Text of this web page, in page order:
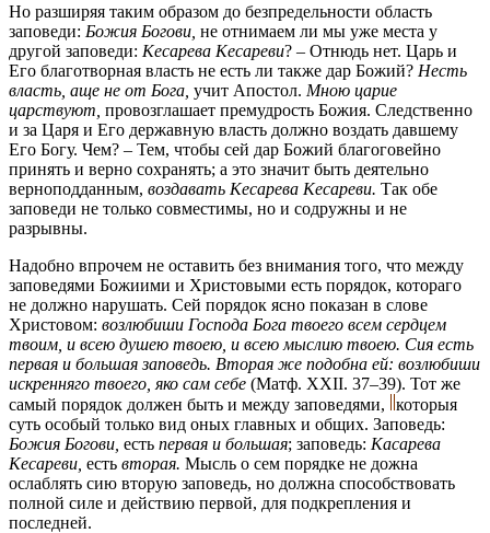
Но разширяя таким образом до безпредельности область
заповеди: Божия Богови, не отнимаем ли мы уже места у
другой заповеди: Кесарева Кесареви? – Отнюдь нет. Царь и
Его благотворная власть не есть ли также дар Божий? Несть
власть, аще не от Бога, учит Апостол. Мною царие
царствуют, провозглашает премудрость Божия. Следственно
и за Царя и Его державную власть должно воздать давшему
Его Богу. Чем? – Тем, чтобы сей дар Божий благоговейно
принять и верно сохранять; а это значит быть деятельно
верноподданным, воздавать Кесарева Кесареви. Так обе
заповеди не только совместимы, но и содружны и не
разрывны.
Надобно впрочем не оставить без внимания того, что между
заповедями Божиими и Христовыми есть порядок, котораго
не должно нарушать. Сей порядок ясно показан в слове
Христовом: возлюбиши Господа Бога твоего всем сердцем
твоим, и всею душею твоею, и всею мыслию твоею. Сия есть
первая и большая заповедь. Вторая же подобна ей: возлюбиши
искренняго твоего, яко сам себе (Матф. XXII. 37–39). Тот же
самый порядок должен быть и между заповедями,
которыя
суть особый только вид оных главных и общих. Заповедь:
Божия Богови, есть первая и большая; заповедь: Касарева
Кесареви, есть вторая. Мысль о сем порядке не дожна
ослаблять сию вторую заповедь, но должна способствовать
полной силе и действию первой, для подкрепления и
последней.